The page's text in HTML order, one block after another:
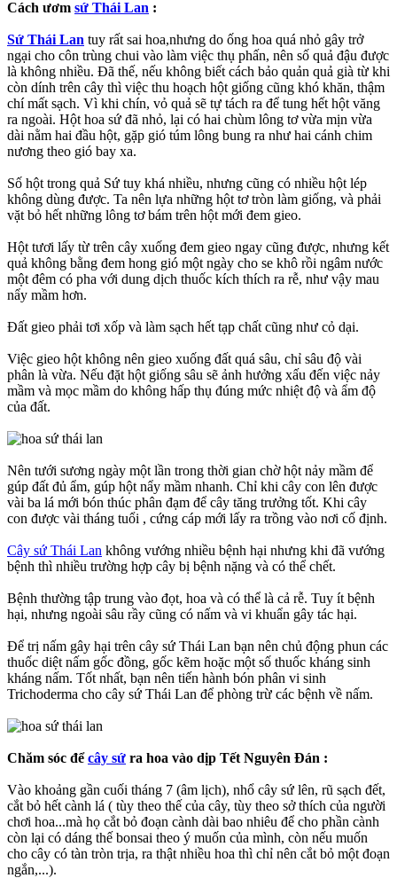
Cách ươm sứ Thái Lan :
Sứ Thái Lan tuy rất sai hoa,nhưng do ống hoa quá nhỏ gây trở
ngại cho côn trùng chui vào làm việc thụ phấn, nên số quả đậu được
là không nhiều. Đã thế, nếu không biết cách bảo quản quả già từ khi
còn dính trên cây thì việc thu hoạch hột giống cũng khó khăn, thậm
chí mất sạch. Vì khi chín, vỏ quả sẽ tự tách ra để tung hết hột văng
ra ngoài. Hột hoa sứ đã nhỏ, lại có hai chùm lông tơ vừa mịn vừa
dài nằm hai đầu hột, gặp gió túm lông bung ra như hai cánh chim
nương theo gió bay xa.
Số hột trong quả Sứ tuy khá nhiều, nhưng cũng có nhiều hột lép
không dùng được. Ta nên lựa những hột tơ tròn làm giống, và phải
vặt bỏ hết những lông tơ bám trên hột mới đem gieo.
Hột tươi lấy từ trên cây xuống đem gieo ngay cũng được, nhưng kết
quả không bằng đem hong gió một ngày cho se khô rồi ngâm nước
một đêm có pha với dung dịch thuốc kích thích ra rễ, như vậy mau
nẩy mầm hơn.
Đất gieo phải tơi xốp và làm sạch hết tạp chất cũng như cỏ dại.
Việc gieo hột không nên gieo xuống đất quá sâu, chỉ sâu độ vài
phân là vừa. Nếu đặt hột giống sâu sẽ ảnh hưởng xấu đến việc nảy
mầm và mọc mầm do không hấp thụ đúng mức nhiệt độ và ẩm độ
của đất.
Nên tưới sương ngày một lần trong thời gian chờ hột nảy mầm để
gúp đất đủ ẩm, gúp hột nẩy mầm nhanh. Chỉ khi cây con lên được
vài ba lá mới bón thúc phân đạm để cây tăng trưởng tốt. Khi cây
con được vài tháng tuổi , cứng cáp mới lấy ra trồng vào nơi cố định.
Cây sứ Thái Lan không vướng nhiều bệnh hại nhưng khi đã vướng
bệnh thì nhiều trường hợp cây bị bệnh nặng và có thể chết.
Bệnh thường tập trung vào đọt, hoa và có thể là cả rễ. Tuy ít bệnh
hại, nhưng ngoài sâu rầy cũng có nấm và vi khuẩn gây tác hại.
Để trị nấm gây hại trên cây sứ Thái Lan bạn nên chủ động phun các
thuốc diệt nấm gốc đồng, gốc kẽm hoặc một số thuốc kháng sinh
kháng nấm. Tốt nhất, bạn nên tiến hành bón phân vi sinh
Trichoderma cho cây sứ Thái Lan để phòng trừ các bệnh về nấm.
Chăm sóc đểcây sứ ra hoa vào dịp Tết Nguyên Đán :
Vào khoảng gần cuối tháng 7 (âm lịch), nhổ cây sứ lên, rũ sạch đết,
cắt bỏ hết cành lá ( tùy theo thế của cây, tùy theo sở thích của người
chơi hoa...mà họ cắt bỏ đoạn cành dài bao nhiêu để cho phần cành
còn lại có dáng thế bonsai theo ý muốn của mình, còn nếu muốn
cho cây có tàn tròn trịa, ra thật nhiều hoa thì chỉ nên cắt bỏ một đoạn
ngắn,...).